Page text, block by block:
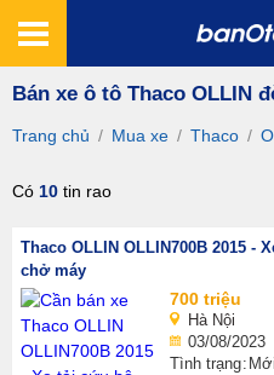
Bán xe ô tô Thaco OLLIN
Trang chủ / Mua xe / Thaco /
Có 10 tin rao
Thaco OLLIN OLLIN700B 2015 -
chở máy
700 triệu
Hà Nội
03/08/2023
Tình trạng Mới